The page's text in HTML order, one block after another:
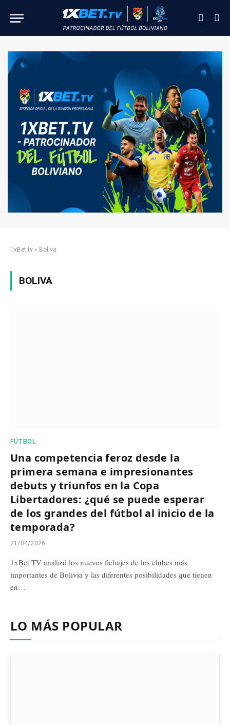
1xBet.tv » Boliva
BOLIVA
FÚTBOL
Una competencia feroz desde la
primera semana e impresionantes
debuts y triunfos en la Copa
Libertadores: ¿qué se puede esperar
de los grandes del fútbol al inicio de la
temporada?
21/04/2026
1xBet TV analizó los nuevos fichajes de los clubes más
importantes de Bolivia y las diferentes posibilidades que tienen
en…
LO MÁS POPULAR